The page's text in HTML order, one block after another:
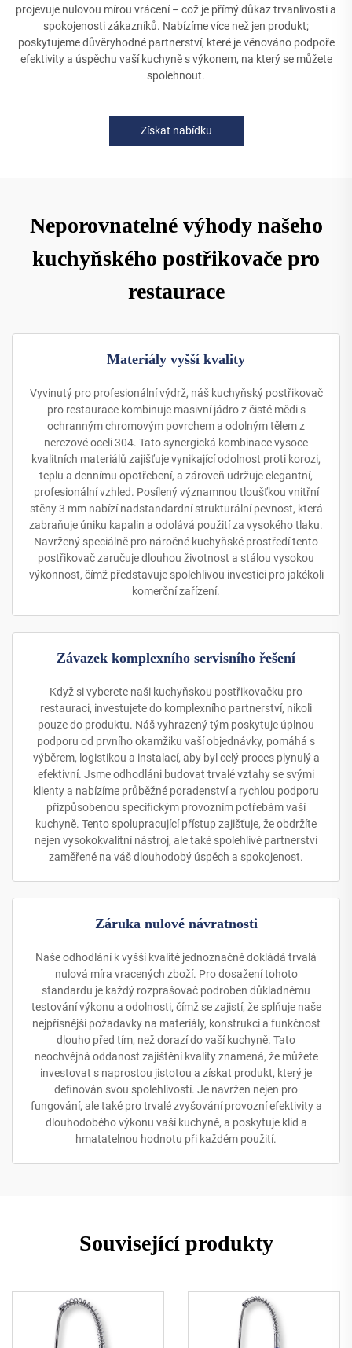
projevuje nulovou mírou vrácení – což je přímý důkaz trvanlivosti a
spokojenosti zákazníků. Nabízíme více než jen produkt;
poskytujeme důvěryhodné partnerství, které je věnováno podpoře
efektivity a úspěchu vaší kuchyně s výkonem, na který se můžete
spolehnout.
Získat nabídku
Neporovnatelné výhody našeho
kuchyňského postřikovače pro
restaurace
Materiály vyšší kvality
Vyvinutý pro profesionální výdrž, náš kuchyňský postřikovač
pro restaurace kombinuje masivní jádro z čisté mědi s
ochranným chromovým povrchem a odolným tělem z
nerezové oceli 304. Tato synergická kombinace vysoce
kvalitních materiálů zajišťuje vynikající odolnost proti korozi,
teplu a dennímu opotřebení, a zároveň udržuje elegantní,
profesionální vzhled. Posílený významnou tloušťkou vnitřní
stěny 3 mm nabízí nadstandardní strukturální pevnost, která
zabraňuje úniku kapalin a odolává použití za vysokého tlaku.
Navržený speciálně pro náročné kuchyňské prostředí tento
postřikovač zaručuje dlouhou životnost a stálou vysokou
výkonnost, čímž představuje spolehlivou investici pro jakékoli
komerční zařízení.
Závazek komplexního servisního řešení
Když si vyberete naši kuchyňskou postřikovačku pro
restauraci, investujete do komplexního partnerství, nikoli
pouze do produktu. Náš vyhrazený tým poskytuje úplnou
podporu od prvního okamžiku vaší objednávky, pomáhá s
výběrem, logistikou a instalací, aby byl celý proces plynulý a
efektivní. Jsme odhodláni budovat trvalé vztahy se svými
klienty a nabízíme průběžné poradenství a rychlou podporu
přizpůsobenou specifickým provozním potřebám vaší
kuchyně. Tento spolupracující přístup zajišťuje, že obdržíte
nejen vysokokvalitní nástroj, ale také spolehlivé partnerství
zaměřené na váš dlouhodobý úspěch a spokojenost.
Záruka nulové návratnosti
Naše odhodlání k vyšší kvalitě jednoznačně dokládá trvalá
nulová míra vracených zboží. Pro dosažení tohoto
standardu je každý rozprašovač podroben důkladnému
testování výkonu a odolnosti, čímž se zajistí, že splňuje naše
nejpřísnější požadavky na materiály, konstrukci a funkčnost
dlouho před tím, než dorazí do vaší kuchyně. Tato
neochvějná oddanost zajištění kvality znamená, že můžete
investovat s naprostou jistotou a získat produkt, který je
definován svou spolehlivostí. Je navržen nejen pro
fungování, ale také pro trvalé zvyšování provozní efektivity a
dlouhodobého výkonu vaší kuchyně, a poskytuje klid a
hmatatelnou hodnotu při každém použití.
Související produkty